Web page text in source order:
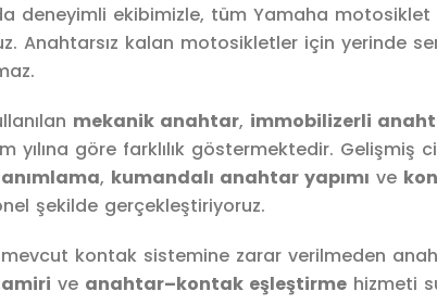
deneyimli ekibimizle, tüm Yamaha motosiklet
Anahtarsız kalan motosikletler için yerinde
mekanik anahtar, immobilizerli
yılına göre farklılık göstermektedir. Gelişmiş
, kumandalı anahtar yapımı ve
şekilde gerçekleştiriyoruz.
kontak sistemine zarar verilmeden
ve anahtar–kontak eşleştirme hizmeti